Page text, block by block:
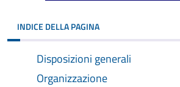
INDICE DELLA PAGINA
Disposizioni generali
Organizzazione